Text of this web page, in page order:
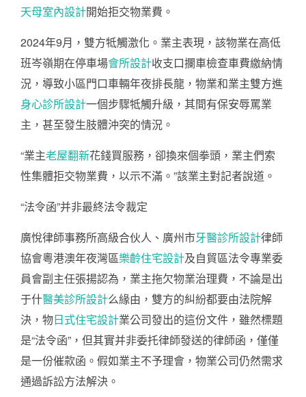
天母室內設計開始拒交物業費。
2024年9月，雙方牴觸激化。業主表現，該物業在高低
班岑嶺期在停車場會所設計收支口攔車檢查車費繳納情
況，導致小區門口車輛年夜排長龍，物業和業主雙方進
身心診所設計一個步驟牴觸升級，其間有保安辱罵業
主，甚至發生肢體沖突的情況。
“業主老屋翻新花錢買服務，卻換來個拳頭，業主們索
性集體拒交物業費，以示不滿。”該業主對記者說道。
“法令函”并非最終法令裁定
廣悅律師事務所高級合伙人、廣州市牙醫診所設計律師
協會粵港澳年夜灣區樂齡住宅設計及自貿區法令專業委
員會副主任張揚認為，業主拖欠物業治理費，不論是出
于什醫美診所設計么緣由，雙方的糾紛都要由法院解
決，物日式住宅設計業公司發出的這份文件，雖然標題
是“法令函”，但其實并非委托律師發送的律師函，僅僅
是一份催款函。假如業主不予理會，物業公司仍然需求
通過訴訟方法解決。